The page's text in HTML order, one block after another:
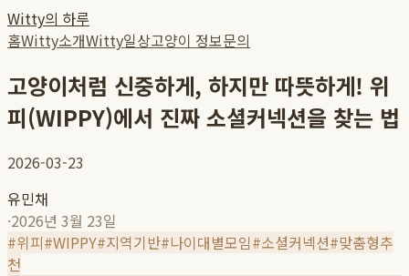
Witty의 하루
홈Witty소개Witty일상고양이 정보문의
고양이처럼 신중하게, 하지만 따뜻하게! 위
피(WIPPY)에서 진짜 소셜커넥션을 찾는 법
2026-03-23
유민채
·2026년 3월 23일
#위피#WIPPY#지역기반#나이대별모임#소셜커넥션#맞춤형추
천